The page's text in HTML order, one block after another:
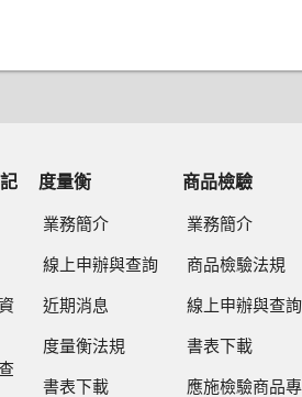
度量衡
業務簡介
線上申辦與查詢
近期消息
度量衡法規
書表下載
商品檢驗
業務簡介
商品檢驗法規
線上申辦與查詢
書表下載
應施檢驗商品專